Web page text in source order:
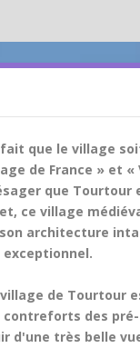
que le village
de France » et
que Tourtour
ce village
architecture
exceptionnel.
de Tourtour
contreforts des
d'une très belle